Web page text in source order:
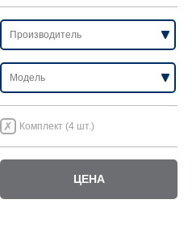
Комплект (4 шт.)
ЦЕНА